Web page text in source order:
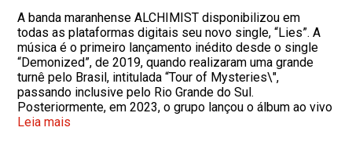
A banda maranhense ALCHIMIST disponibilizou em
todas as plataformas digitais seu novo single, “Lies”. A
música é o primeiro lançamento inédito desde o single
“Demonized”, de 2019, quando realizaram uma grande
turnê pelo Brasil, intitulada “Tour of Mysteries\",
passando inclusive pelo Rio Grande do Sul.
Posteriormente, em 2023, o grupo lançou o álbum ao vivo
Leia mais